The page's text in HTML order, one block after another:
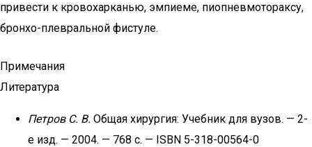
привести к кровохарканью, эмпиеме, пиопневмотораксу,
бронхо-плевральной фистуле.
Примечания
Литература
Петров С. В. Общая хирургия: Учебник для вузов. — 2-
е изд. — 2004. — 768 с. — ISBN 5-318-00564-0